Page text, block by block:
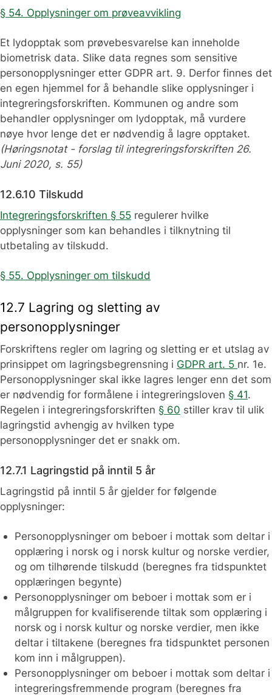
§ 54. Opplysninger om prøveavvikling
Et lydopptak som prøvebesvarelse kan inneholde
biometrisk data. Slike data regnes som sensitive
personopplysninger etter GDPR art. 9. Derfor finnes det
en egen hjemmel for å behandle slike opplysninger i
integreringsforskriften. Kommunen og andre som
behandler opplysninger om lydopptak, må vurdere
nøye hvor lenge det er nødvendig å lagre opptaket.
(Høringsnotat - forslag til integreringsforskriften 26.
Juni 2020, s. 55)
12.6.10 Tilskudd
Integreringsforskriften § 55 regulerer hvilke
opplysninger som kan behandles i tilknytning til
utbetaling av tilskudd.
§ 55. Opplysninger om tilskudd
12.7 Lagring og sletting av
personopplysninger
Forskriftens regler om lagring og sletting er et utslag av
prinsippet om lagringsbegrensning i GDPR art. 5 nr. 1e.
Personopplysninger skal ikke lagres lenger enn det som
er nødvendig for formålene i integreringsloven § 41.
Regelen i integreringsforskriften § 60 stiller krav til ulik
lagringstid avhengig av hvilken type
personopplysninger det er snakk om.
12.7.1 Lagringstid på inntil 5 år
Lagringstid på inntil 5 år gjelder for følgende
opplysninger:
Personopplysninger om beboer i mottak som deltar i
opplæring i norsk og i norsk kultur og norske verdier,
og om tilhørende tilskudd (beregnes fra tidspunktet
opplæringen begynte)
Personopplysninger om beboer i mottak som er i
målgruppen for kvalifiserende tiltak som opplæring i
norsk og i norsk kultur og norske verdier, men ikke
deltar i tiltakene (beregnes fra tidspunktet personen
kom inn i målgruppen).
Personopplysninger om beboer i mottak som deltar i
integreringsfremmende program (beregnes fra